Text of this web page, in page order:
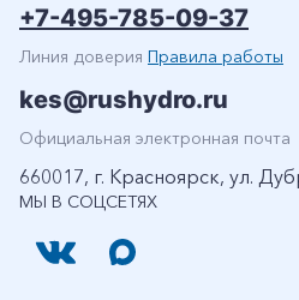
МЫ В СОЦСЕТЯХ
+7-495-785-09-37
Линия доверия Правила работы
kes@rushydro.ru
Официальная электронная почта
660017, г. Красноярск, ул.